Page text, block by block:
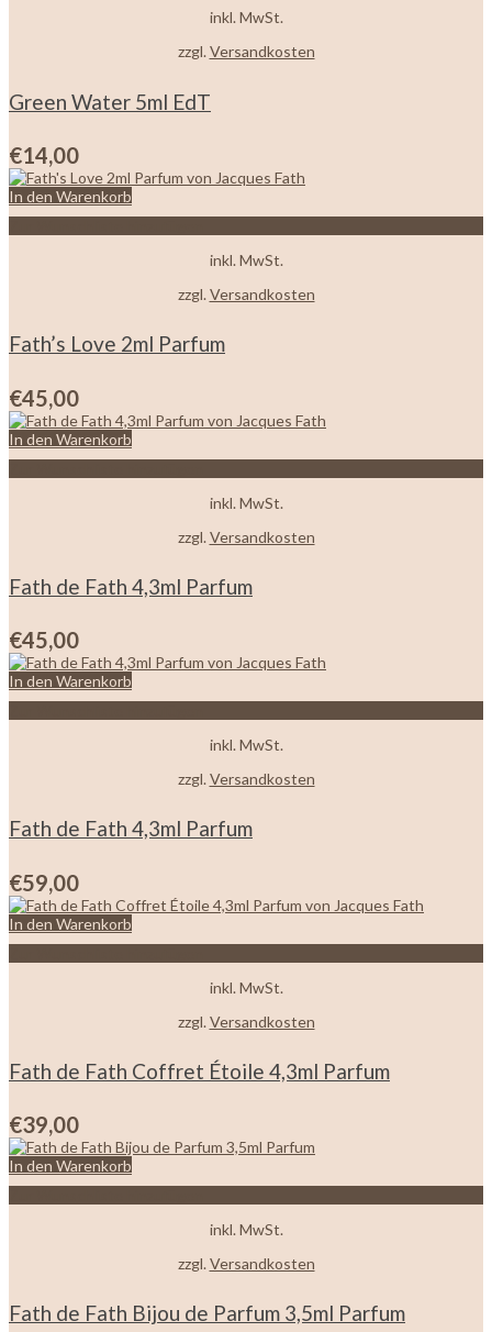
inkl. MwSt.
zzgl.Versandkosten
Green Water 5ml EdT
€14,00
In den Warenkorb
inkl. MwSt.
zzgl. Versandkosten
Fath’s Love 2ml Parfum
€45,00
In den Warenkorb
inkl. MwSt.
zzgl. Versandkosten
Fath de Fath 4,3ml Parfum
€45,00
In den Warenkorb
inkl. MwSt.
zzgl. Versandkosten
Fath de Fath 4,3ml Parfum
€59,00
In den Warenkorb
inkl. MwSt.
zzgl. Versandkosten
Fath de Fath Coffret Étoile 4,3ml Parfum
€39,00
In den Warenkorb
inkl. MwSt.
zzgl. Versandkosten
Fath de Fath Bijou de Parfum 3,5ml Parfum